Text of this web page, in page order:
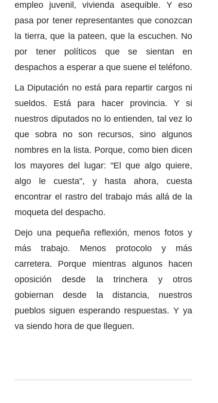
empleo juvenil, vivienda asequible. Y eso
pasa por tener representantes que conozcan
la tierra, que la pateen, que la escuchen. No
por tener políticos que se sientan en
despachos a esperar a que suene el teléfono.
La Diputación no está para repartir cargos ni
sueldos. Está para hacer provincia. Y si
nuestros diputados no lo entienden, tal vez lo
que sobra no son recursos, sino algunos
nombres en la lista. Porque, como bien dicen
los mayores del lugar: "El que algo quiere,
algo le cuesta", y hasta ahora, cuesta
encontrar el rastro del trabajo más allá de la
moqueta del despacho.
Dejo una pequeña reflexión, menos fotos y
más trabajo. Menos protocolo y más
carretera. Porque mientras algunos hacen
oposición desde la trinchera y otros
gobiernan desde la distancia, nuestros
pueblos siguen esperando respuestas. Y ya
va siendo hora de que lleguen.